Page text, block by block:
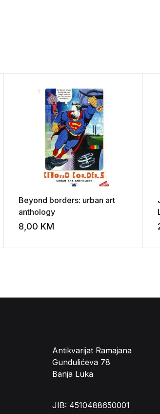
wishlist
Beyond borders: urban art
anthology
8,00 KM Add to
Antikvarijat Ramajana
Gundulićeva 78
Banja Luka
JIB: 4510488650001